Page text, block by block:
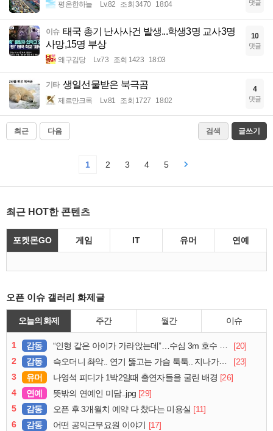
평온한하늘 Lv.82 조회 3470 18:04 댓글
이슈 태국 총기 난사사건 발생...학생3명 교사3명
사망,15명 부상
왜구김당 Lv.73 조회 1423 18:03
10
댓글
기타 생일선물받은 북극곰
제르만크록 Lv.81 조회 1727 18:02
4
댓글
최근 다음 검색 글쓰기
1 2 3 4 5
최근 HOT한 콘텐츠
포켓몬GO 게임 IT 유머 연예
오픈 이슈 갤러리 화제글
오늘의 화제 주간 월간 이슈
1 감동 “인형 같은 아이가 가라앉는데”…수심 3m 호수 뛰어든 60대 의인
[20]
2
감동 슥오더니 촤악.. 연기 뚫고는 가슴 툭툭.. 지나가던 아재의 정체
[23]
3
유머 나영석 피디가 1박2일때 출연자들을 굴린 배경 [26]
4
연예 뜻밖의 연예인 미담..jpg [29]
5
감동 오픈 후 3개월치 예약 다 찼다는 미용실 [11]
6
감동 어떤 공익근무요원 이야기 [17]